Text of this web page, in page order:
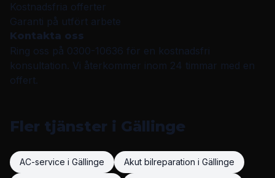
Kostnadsfria offerter
Garanti på utfört arbete
Kontakta oss
Ring oss på 0300-10636 för en kostnadsfri
konsultation. Vi återkommer inom 24 timmar med en
offert.
Fler tjänster i Gällinge
AC-service i Gällinge Akut bilreparation i Gällinge